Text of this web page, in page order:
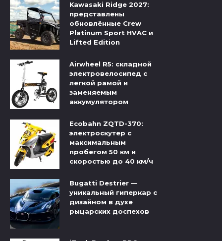
Kawasaki Ridge 2027:
представлены
обновлённые Crew
Platinum Sport HVAC и
Lifted Edition
Airwheel R5: складной
электровелосипед с
легкой рамой и
заменяемым
аккумулятором
Ecobahn ZQTD-370:
электроскутер с
максимальным
пробегом 50 км и
скоростью до 40 км/ч
Bugatti Destrier —
уникальный гиперкар с
дизайном в духе
рыцарских доспехов